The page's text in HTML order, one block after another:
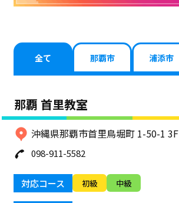
全て 那覇市 浦添市
那覇 首里教室
沖縄県那覇市首里鳥堀町 1-50-1 3F
098-911-5582
対応コース 初級 中級